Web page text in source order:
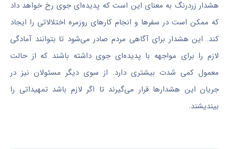
هشدار زردرنگ به معنای این است که پدیده‌ای جوی رخ خواهد داد
که ممکن است در سفر‌ها و انجام کار‌های روزمره اختلالاتی را ایجاد
کند. این هشدار برای آگاهی مردم صادر می‌شود تا بتوانند آمادگی
لازم را برای مواجهه با پدیده‌ای جوی داشته باشند که از حالت
معمول کمی شدت بیشتری دارد. از سوی دیگر مسئولان نیز در
جریان این هشدار‌ها قرار می‌گیرند تا اگر لازم باشد تمهیداتی را
بیندیشند.